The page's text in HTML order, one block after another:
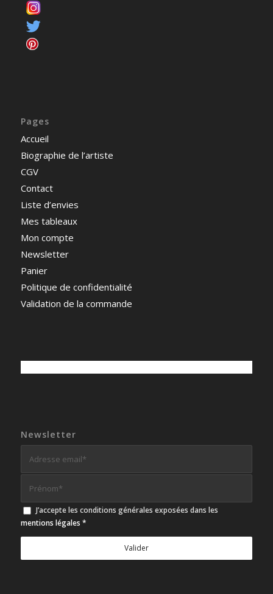
Pages
Accueil
Biographie de l’artiste
CGV
Contact
Liste d’envies
Mes tableaux
Mon compte
Newsletter
Panier
Politique de confidentialité
Validation de la commande
Newsletter
J’accepte les conditions générales exposées dans les
mentions légales *